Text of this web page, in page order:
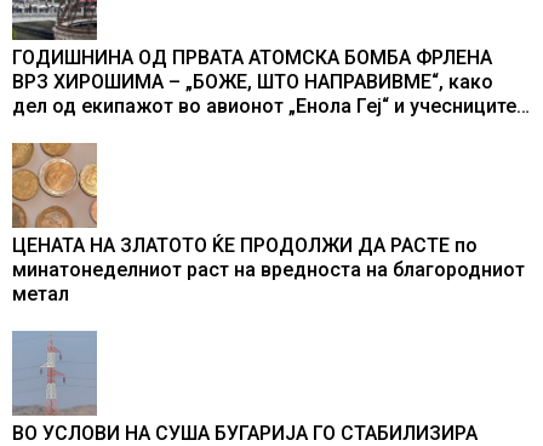
ГОДИШНИНА ОД ПРВАТА АТОМСКА БОМБА ФРЛЕНА
ВРЗ ХИРОШИМА – „БОЖЕ, ШТО НАПРАВИВМЕ“, како
дел од екипажот во авионот „Енола Геј“ и учесниците
промени текот на историјата
ЦЕНАТА НА ЗЛАТОТО ЌЕ ПРОДОЛЖИ ДА РАСТЕ по
минатонеделниот раст на вредноста на благородниот
метал
ВО УСЛОВИ НА СУША БУГАРИЈА ГО СТАБИЛИЗИРА